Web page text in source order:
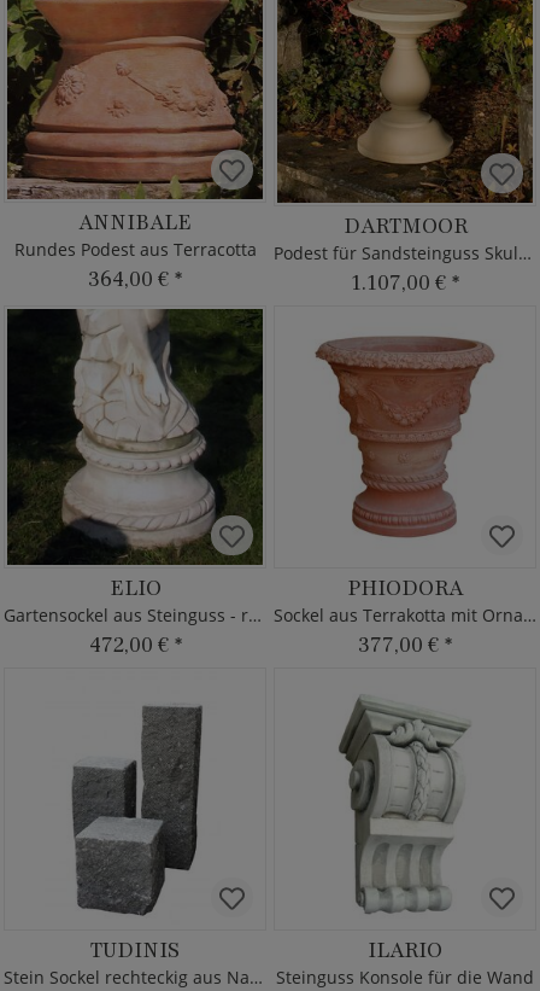
ANNIBALE
Rundes Podest aus Terracotta
364,00 € *
DARTMOOR
Podest für Sandsteinguss Skulpturen
1.107,00 € *
ELIO
Gartensockel aus Steinguss - rund
472,00 € *
PHIODORA
Sockel aus Terrakotta mit Ornament
377,00 € *
TUDINIS
Stein Sockel rechteckig aus Naturstein
ILARIO
Steinguss Konsole für die Wand